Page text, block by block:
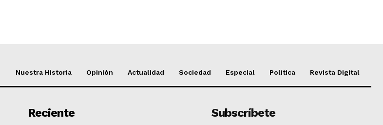
Nuestra Historia Opinión Actualidad Sociedad Especial Política Revista Digital
Reciente Subscríbete